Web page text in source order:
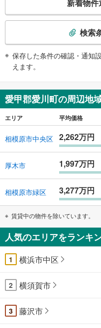
検
を
受
け
取
る
件
を
マ
ペ
ジ
に
保
存
す
る
新着物件
検索
保存した条件の確認・通知
えます。
愛甲郡愛川町の周辺地
エリア 平均価格
相模原市中央区 2,262万円
厚木市 1,997万円
相模原市緑区 3,277万円
賃貸中の物件を除いています。
人気のエリアをランキ
1 横浜市中区
2 横須賀市
3 藤沢市